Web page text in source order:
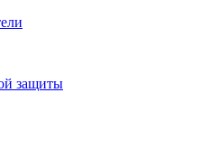
защиты